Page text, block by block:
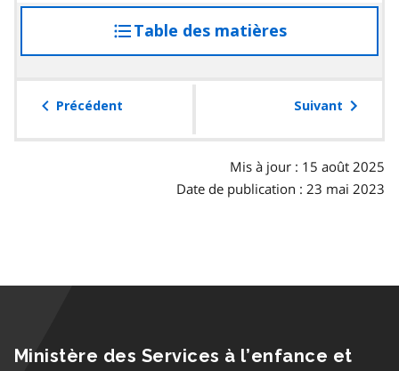
Table des matières
à
table
Précédent Suivant
Mis à jour : 15 août 2025
Date de publication : 23 mai 2023
Ministère des Services à l’enfance et